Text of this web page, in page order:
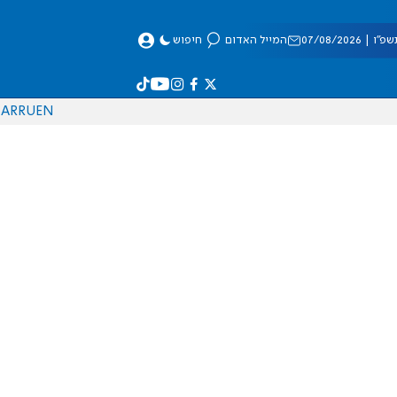
08/2026 המייל האדום חיפוש
EN
RU
AR